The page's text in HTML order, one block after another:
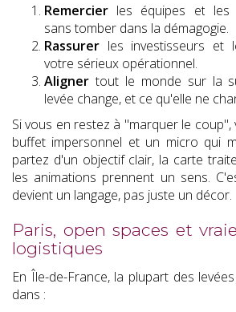
Remercier les équipes et les
sans tomber dans la démagogie.
Rassurer les investisseurs et
votre sérieux opérationnel.
Aligner tout le monde sur la
levée change, et ce qu'elle ne
Si vous en restez à "marquer le coup",
buffet impersonnel et un micro qui
partez d'un objectif clair, la carte
les animations prennent un sens.
devient un langage, pas juste un décor.
Paris, open spaces et
logistiques
En Île-de-France, la plupart des
dans :